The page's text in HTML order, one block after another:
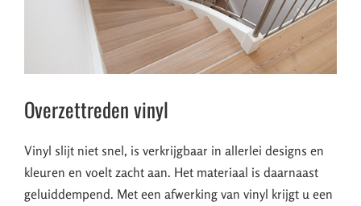
Overzettreden vinyl
Vinyl slijt niet snel, is verkrijgbaar in allerlei designs en
kleuren en voelt zacht aan. Het materiaal is daarnaast
geluiddempend. Met een afwerking van vinyl krijgt u een